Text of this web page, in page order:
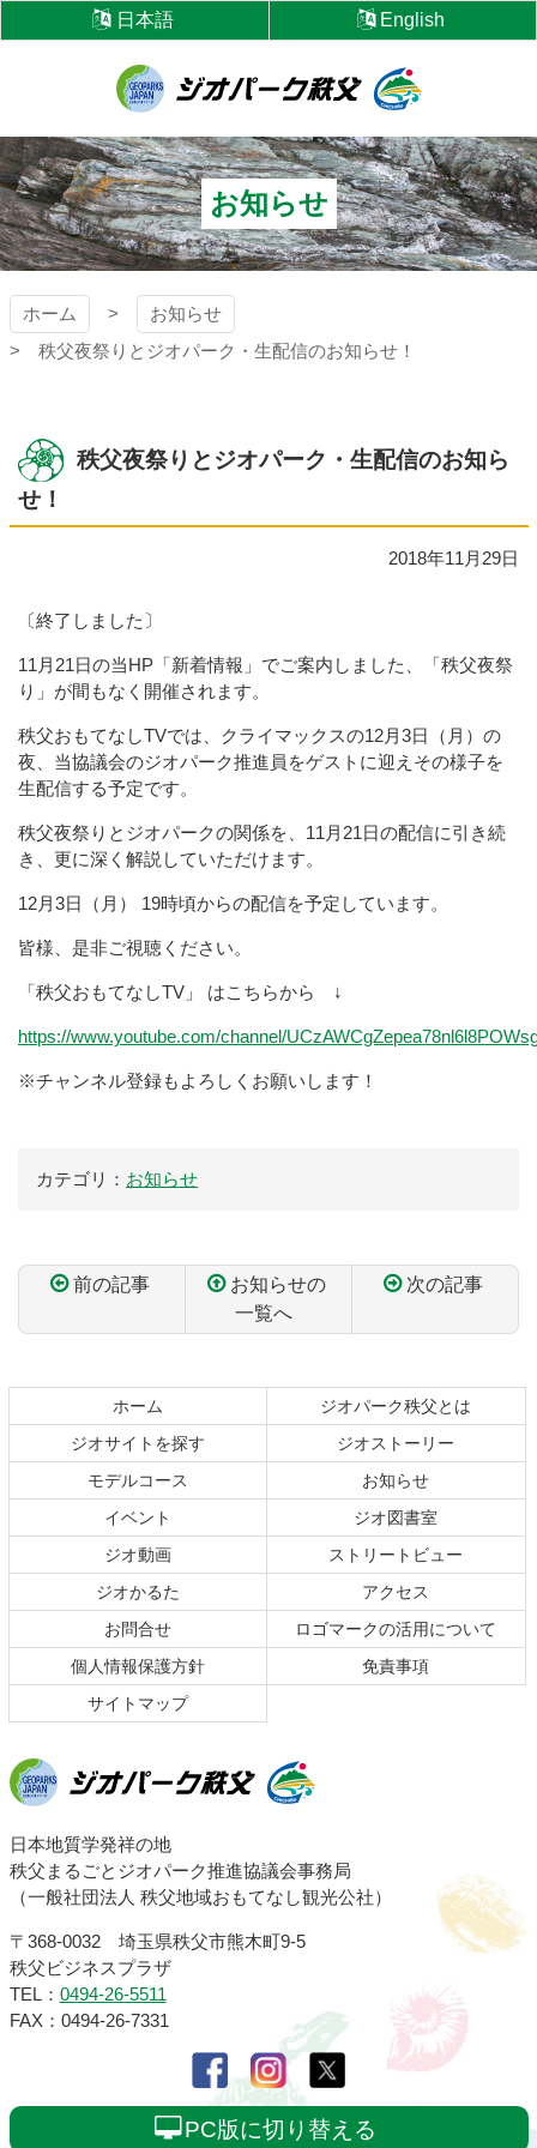
ン
本
文
へ
ス
キ
ッ
プ
日本語 English
ジオパーク秩父
お知らせ
ホーム
お知らせ
秩父夜祭りとジオパーク・生配信のお知らせ！
秩父夜祭りとジオパーク・生配信のお知ら
せ！
2018年11月29日
〔終了しました〕
11月21日の当HP「新着情報」でご案内しました、「秩父夜祭
り」が間もなく開催されます。
秩父おもてなしTVでは、クライマックスの12月3日（月）の
夜、当協議会のジオパーク推進員をゲストに迎えその様子を
生配信する予定です。
秩父夜祭りとジオパークの関係を、11月21日の配信に引き続
き、更に深く解説していただけます。
12月3日（月） 19時頃からの配信を予定しています。
皆様、是非ご視聴ください。
「秩父おもてなしTV」 はこちらから ↓
https://www.youtube.com/channel/
※チャンネル登録もよろしくお願いします！
カテゴリ： お知らせ
前の記事
お知らせの
一覧へ
次の記事
ン
文
へ
の
へ
ホーム
ジオパーク秩父とは
ジオサイトを探す
ジオストーリー
モデルコース
お知らせ
イベント
ジオ図書室
ジオ動画
ストリートビュー
ジオかるた
アクセス
お問合せ
ロゴマークの活用について
個人情報保護方針
免責事項
サイトマップ
ジオパーク秩父
日本地質学発祥の地
秩父まるごとジオパーク推進協議会事務局
（一般社団法人 秩父地域おもてなし観光公社）
〒368-0032 埼玉県秩父市熊木町9-5
秩父ビジネスプラザ
TEL： 0494-26-5511
FAX：0494-26-7331
PC版に切り替える